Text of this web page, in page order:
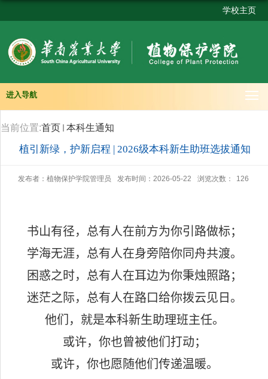
学校主页
进入导航
当前位置:首页 本科生通知
植引新绿，护新启程 | 2026级本科新生助班选拔通知
发布者：植物保护学院管理员 发布时间：2026-05-22 浏览次数： 126
书山有径，总有人在前方为你引路做标；
学海无涯，总有人在身旁陪你同舟共渡。
困惑之时，总有人在耳边为你秉烛照路；
迷茫之际，总有人在路口给你拨云见日。
他们，就是本科新生助理班主任。
或许，你也曾被他们打动；
或许，你也愿随他们传递温暖。